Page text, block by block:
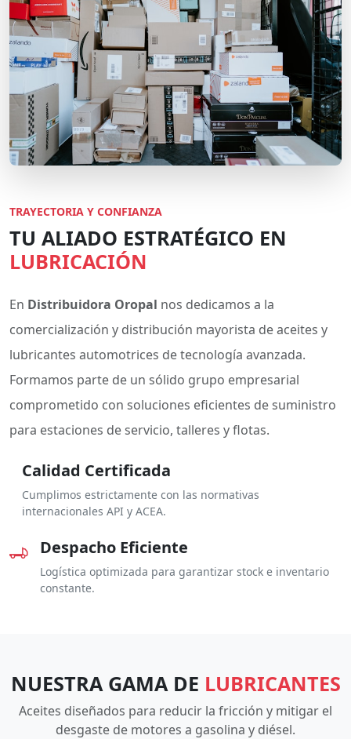
TRAYECTORIA Y CONFIANZA
TU ALIADO ESTRATÉGICO EN
LUBRICACIÓN
En Distribuidora Oropal nos dedicamos a la
comercialización y distribución mayorista de aceites y
lubricantes automotrices de tecnología avanzada.
Formamos parte de un sólido grupo empresarial
comprometido con soluciones eficientes de suministro
para estaciones de servicio, talleres y flotas.
Calidad Certificada
Cumplimos estrictamente con las normativas
internacionales API y ACEA.
Despacho Eficiente
Logística optimizada para garantizar stock e inventario
constante.
NUESTRA GAMA DE LUBRICANTES
Aceites diseñados para reducir la fricción y mitigar el
desgaste de motores a gasolina y diésel.